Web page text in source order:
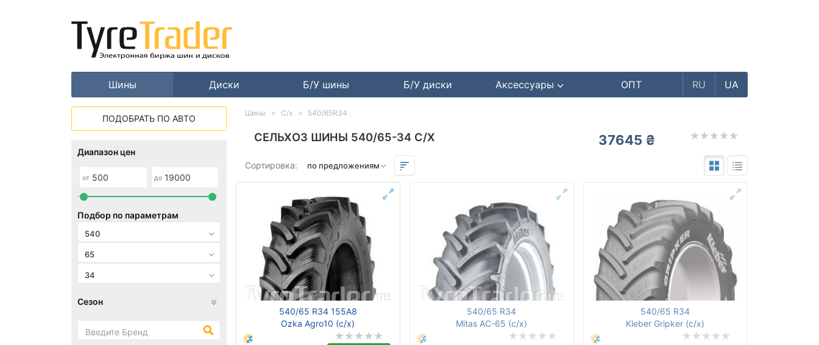
Шины Диски Б/У шины Б/У диски Аксессуары ОПТ RU UA
СЕЛЬХОЗ ШИНЫ 540/65-34 С/Х 37645 ₴
Сортировка:
540/65 R34 155A8
Ozka Agro10 (с/х)
540/65 R34
Mitas AC-65 (с/х)
540/65 R34
Kleber Gripker (с/х)
Шины С/х 540/65R34
ПОДОБРАТЬ ПО АВТО
Диапазон цен
от до
Подбор по параметрам
540
65
34
Сезон